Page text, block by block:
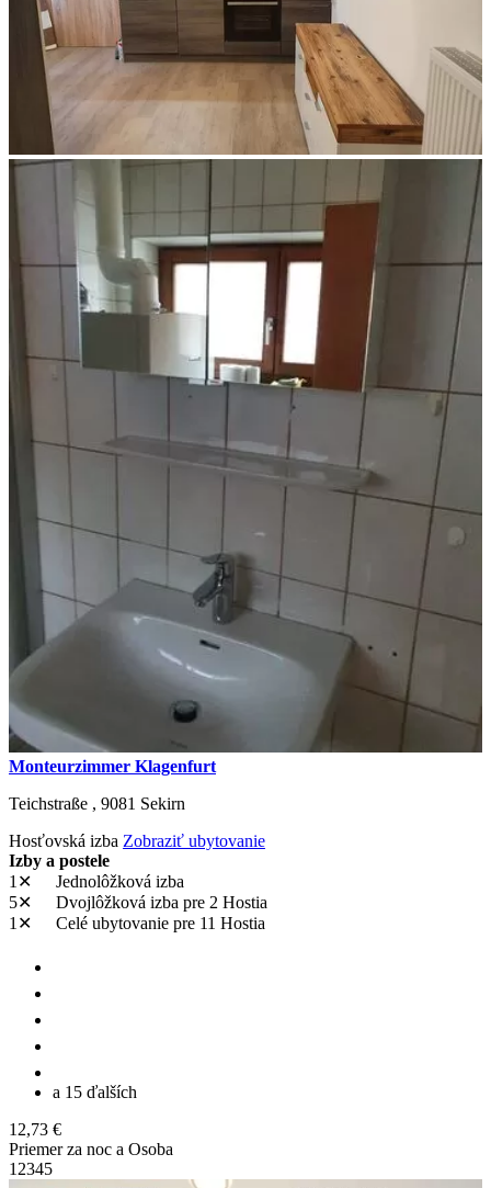
Monteurzimmer Klagenfurt
Teichstraße , 9081 Sekirn
Hosťovská izba Zobraziť ubytovanie
Izby a postele
1✕
Jednolôžková izba
5✕
Dvojlôžková izba pre 2 Hostia
1✕
Celé ubytovanie pre 11 Hostia
a 15 ďalších
12,73 €
Priemer za noc a Osoba
1 2345